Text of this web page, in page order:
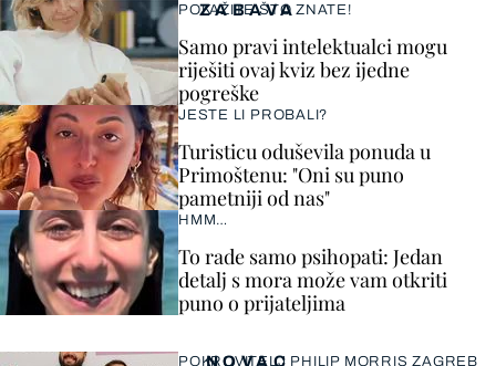
ZABAVA
POKAŽITE ŠTO ZNATE!
Samo pravi intelektualci mogu
riješiti ovaj kviz bez ijedne
pogreške
JESTE LI PROBALI?
Turisticu oduševila ponuda u
Primoštenu: "Oni su puno
pametniji od nas"
HMM…
To rade samo psihopati: Jedan
detalj s mora može vam otkriti
puno o prijateljima
NOVAC
POKROVITELJ PHILIP MORRIS ZAGREB